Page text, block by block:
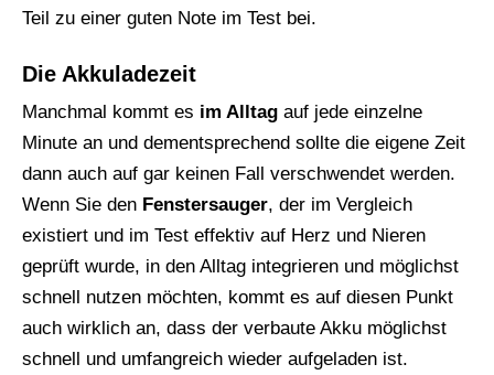
Teil zu einer guten Note im Test bei.
Die Akkuladezeit
Manchmal kommt es im Alltag auf jede einzelne
Minute an und dementsprechend sollte die eigene Zeit
dann auch auf gar keinen Fall verschwendet werden.
Wenn Sie den Fenstersauger, der im Vergleich
existiert und im Test effektiv auf Herz und Nieren
geprüft wurde, in den Alltag integrieren und möglichst
schnell nutzen möchten, kommt es auf diesen Punkt
auch wirklich an, dass der verbaute Akku möglichst
schnell und umfangreich wieder aufgeladen ist.